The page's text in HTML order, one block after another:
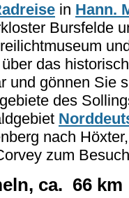
in Hann.
Bursfelde
das
und gönnen Sie
des
nach
zum
ca. 66 km